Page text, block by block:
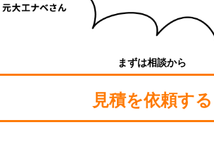
まずは相談から
見積を依頼する